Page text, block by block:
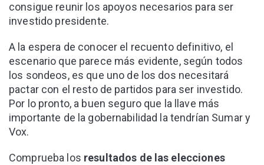
consigue reunir los apoyos necesarios para ser
investido presidente.
A la espera de conocer el recuento definitivo, el
escenario que parece más evidente, según todos
los sondeos, es que uno de los dos necesitará
pactar con el resto de partidos para ser investido.
Por lo pronto, a buen seguro que la llave más
importante de la gobernabilidad la tendrían Sumar y
Vox.
Comprueba los resultados de las elecciones